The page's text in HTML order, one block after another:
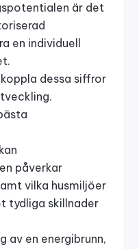
är det
en individuell
dessa siffror
påverkar
vilka husmiljöer
tydliga skillnader
av en energibrunn,